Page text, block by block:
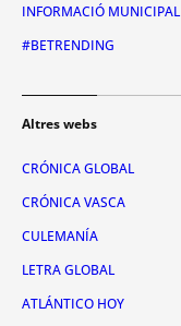
INFORMACIÓ MUNICIPAL
#BETRENDING
Altres webs
CRÓNICA GLOBAL
CRÓNICA VASCA
CULEMANÍA
LETRA GLOBAL
ATLÁNTICO HOY